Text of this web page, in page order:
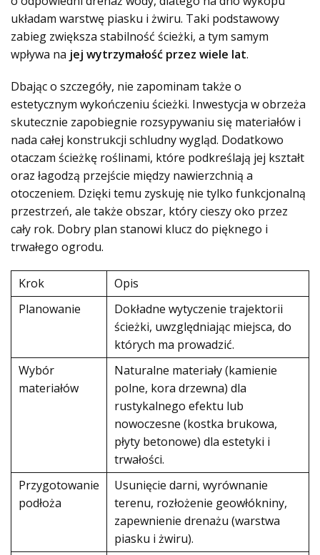
układam warstwę piasku i żwiru. Taki podstawowy
zabieg zwiększa stabilność ścieżki, a tym samym
wpływa na jej wytrzymałość przez wiele lat.
Dbając o szczegóły, nie zapominam także o
estetycznym wykończeniu ścieżki. Inwestycja w obrzeża
skutecznie zapobiegnie rozsypywaniu się materiałów i
nada całej konstrukcji schludny wygląd. Dodatkowo
otaczam ścieżkę roślinami, które podkreślają jej kształt
oraz łagodzą przejście między nawierzchnią a
otoczeniem. Dzięki temu zyskuję nie tylko funkcjonalną
przestrzeń, ale także obszar, który cieszy oko przez
cały rok. Dobry plan stanowi klucz do pięknego i
trwałego ogrodu.
Krok
Opis
Planowanie
Dokładne wytyczenie trajektorii
ścieżki, uwzględniając miejsca, do
których ma prowadzić.
Wybór
materiałów
Naturalne materiały (kamienie
polne, kora drzewna) dla
rustykalnego efektu lub
nowoczesne (kostka brukowa,
płyty betonowe) dla estetyki i
trwałości.
Przygotowanie
podłoża
Usunięcie darni, wyrównanie
terenu, rozłożenie geowłókniny,
zapewnienie drenażu (warstwa
piasku i żwiru).